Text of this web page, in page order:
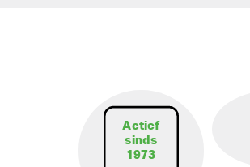
Actief
sinds
1973